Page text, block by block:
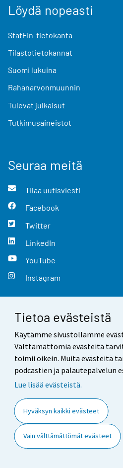
Tietoa evästeistä
Käytämme sivustollamme
Välttämättömiä evästeitä
toimii oikein. Muita evästeitä
podcastien ja palautepalvelun
Lue lisää evästeistä.
Hyväksyn kaikki evästeet
Vain välttämättömät evästeet
Löydä nopeasti
StatFin-tietokanta
Tilastotietokannat
Suomi lukuina
Rahanarvonmuunnin
Tulevat julkaisut
Tutkimusaineistot
Seuraa meitä
Tilaa uutisviesti
Facebook
Twitter
LinkedIn
YouTube
Instagram
Yhteystiedot
Palaute
Käyttöehdot
Saavutettavuus
Tietoa sivustosta
Evästeasetukset